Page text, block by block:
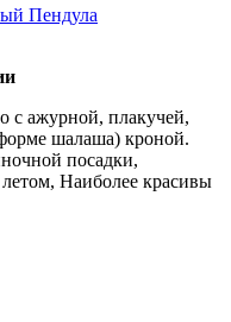
Пендула
с ажурной, плакучей,
шалаша) кроной.
посадки,
Наиболее красивы